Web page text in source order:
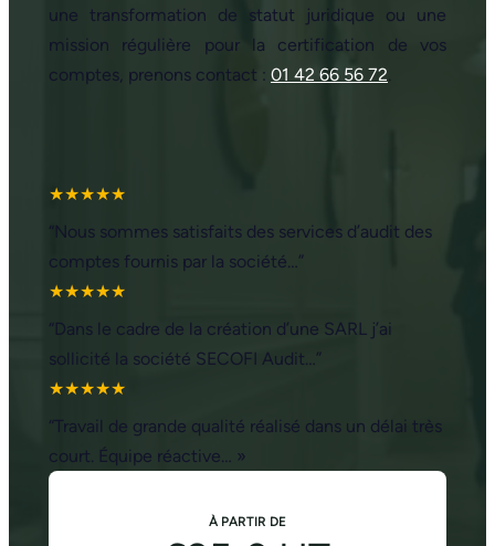
une transformation de statut juridique ou une
mission régulière pour la certification de vos
comptes, prenons contact : 01 42 66 56 72.
★★★★★
“Nous sommes satisfaits des services d’audit des
comptes fournis par la société…”
★★★★★
“Dans le cadre de la création d’une SARL j’ai
sollicité la société SECOFI Audit…”
★★★★★
“Travail de grande qualité réalisé dans un délai très
court. Équipe réactive… »
À PARTIR DE